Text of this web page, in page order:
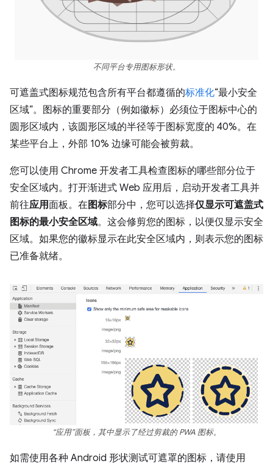
不同平台专用图标形状。
可遮盖式图标规范包含所有平台都遵循的标准化“最小安全
区域”。图标的重要部分（例如徽标）必须位于图标中心的
圆形区域内，该圆形区域的半径等于图标宽度的 40%。在
某些平台上，外部 10% 边缘可能会被剪裁。
您可以使用 Chrome 开发者工具检查图标的哪些部分位于
安全区域内。打开渐进式 Web 应用后，启动开发者工具并
前往应用面板。在 图标部分中，您可以选择仅显示可遮盖式
图标的最小安全区域。这会修剪您的图标，以便仅显示安全
区域。如果您的徽标显示在此安全区域内，则表示您的图标
已准备就绪。
“应用”面板，其中显示了经过剪裁的 PWA 图标。
如需使用各种 Android 形状测试可遮罩的图标，请使用